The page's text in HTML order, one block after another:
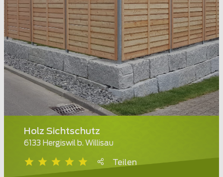
Holz Sichtschutz
6133 Hergiswil b. Willisau
Teilen